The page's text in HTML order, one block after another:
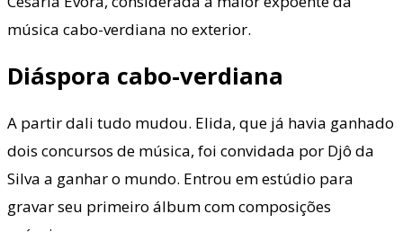
música cabo-verdiana no exterior.
Diáspora cabo-verdiana
A partir dali tudo mudou. Elida, que já havia ganhado
dois concursos de música, foi convidada por Djô da
Silva a ganhar o mundo. Entrou em estúdio para
gravar seu primeiro álbum com composições